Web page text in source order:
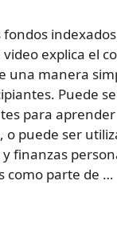
explica el
una manera
Puede
para
o puede ser
finanzas
como parte de …